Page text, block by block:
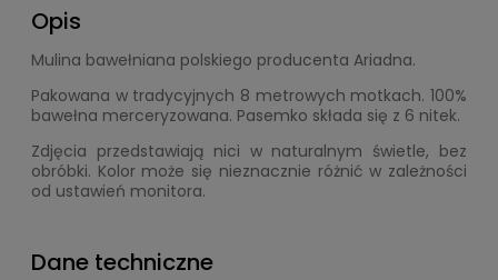
Opis
Mulina bawełniana polskiego producenta Ariadna.
Pakowana w tradycyjnych 8 metrowych motkach. 100%
bawełna merceryzowana. Pasemko składa się z 6 nitek.
Zdjęcia przedstawiają nici w naturalnym świetle, bez
obróbki. Kolor może się nieznacznie różnić w zależności
od ustawień monitora.
Dane techniczne